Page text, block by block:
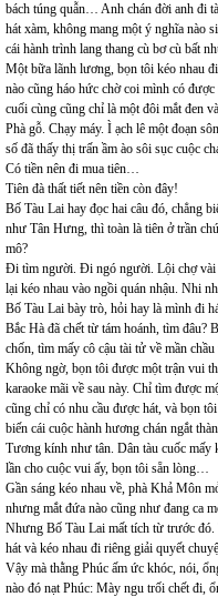
bách túng quẫn… Anh chán đời anh đi
hát xàm, không mang một ý nghĩa nào
cái hành trình lang thang cù bơ cù bất
Một bữa lãnh lương, bọn tôi kéo nhau
nào cũng háo hức chờ coi mình có
cuối cùng cũng chỉ là một đôi mắt đen
Phà gỗ. Chạy máy. Ì ạch lê một đoạn
số đã thấy thị trấn ầm ào sôi sục cuộc
Có tiền nên đi mua tiên…
Tiên đà thất tiết nên tiền còn đây!
Bố Tàu Lai hay đọc hai câu đó, chẳng
như Tân Hưng, thì toàn là tiên ở trần
mô?
Đi tìm người. Đi ngó người. Lội chợ vài
lại kéo nhau vào ngồi quán nhậu. Nhi
Bố Tàu Lai bày trò, hỏi hay là mình đi
Bắc Hà đã chết từ tám hoánh, tìm
chốn, tìm mấy cô cậu tài tử về mần
Không ngờ, bọn tôi được một trận vui
karaoke mãi về sau này. Chỉ tìm được
cũng chỉ có nhu cầu được hát, và bọn
biến cái cuộc hành hương chán ngắt
Tương kính như tân. Dân tàu cuốc
lần cho cuộc vui ấy, bọn tôi sẵn lòng…
Gần sáng kéo nhau về, phà Khả Môn
nhưng mắt đứa nào cũng như đang ca
Nhưng Bố Tàu Lai mất tích từ trước đó.
hát và kéo nhau đi riêng giải quyết
Vậy mà thằng Phúc ấm ức khóc, nói,
nào đó nạt Phúc: Mày ngu trối chết đi,